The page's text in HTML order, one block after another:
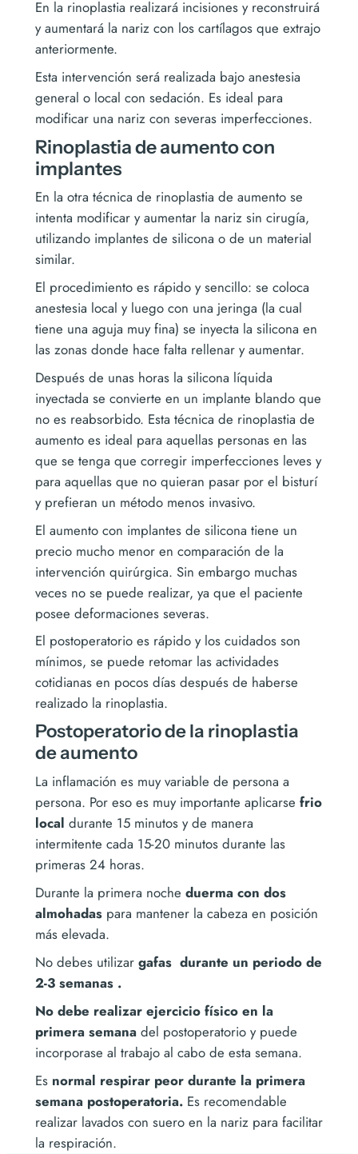
En la rinoplastia realizará incisiones y reconstruirá
y aumentará la nariz con los cartílagos que extrajo
anteriormente.
Esta intervención será realizada bajo anestesia
general o local con sedación. Es ideal para
modificar una nariz con severas imperfecciones.
Rinoplastia de aumento con
implantes
En la otra técnica de rinoplastia de aumento se
intenta modificar y aumentar la nariz sin cirugía,
utilizando implantes de silicona o de un material
similar.
El procedimiento es rápido y sencillo: se coloca
anestesia local y luego con una jeringa (la cual
tiene una aguja muy fina) se inyecta la silicona en
las zonas donde hace falta rellenar y aumentar.
Después de unas horas la silicona líquida
inyectada se convierte en un implante blando que
no es reabsorbido. Esta técnica de rinoplastia de
aumento es ideal para aquellas personas en las
que se tenga que corregir imperfecciones leves y
para aquellas que no quieran pasar por el bisturí
y prefieran un método menos invasivo.
El aumento con implantes de silicona tiene un
precio mucho menor en comparación de la
intervención quirúrgica. Sin embargo muchas
veces no se puede realizar, ya que el paciente
posee deformaciones severas.
El postoperatorio es rápido y los cuidados son
mínimos, se puede retomar las actividades
cotidianas en pocos días después de haberse
realizado la rinoplastia.
Postoperatorio de la rinoplastia
de aumento
La inflamación es muy variable de persona a
persona. Por eso es muy importante aplicarse frio
local durante 15 minutos y de manera
intermitente cada 15-20 minutos durante las
primeras 24 horas.
Durante la primera noche duerma con dos
almohadas para mantener la cabeza en posición
más elevada.
No debes utilizar gafas durante un periodo de
2-3 semanas .
No debe realizar ejercicio físico en la
primera semana del postoperatorio y puede
incorporase al trabajo al cabo de esta semana.
Es normal respirar peor durante la primera
semana postoperatoria. Es recomendable
realizar lavados con suero en la nariz para facilitar
la respiración.